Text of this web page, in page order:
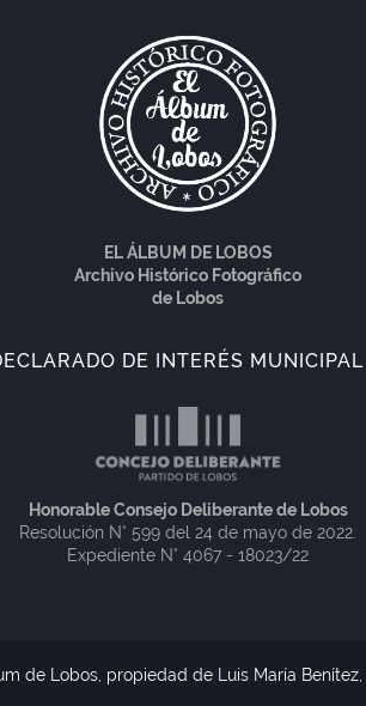
EL ÁLBUM DE LOBOS
Archivo Histórico Fotográfico
de Lobos
DE INTERÉS MUNICIPAL
Honorable Consejo Deliberante de Lobos
Resolución N° 599 del 24 de mayo de 2022.
Expediente N° 4067 - 18023/22
de Lobos, propiedad de Luis María